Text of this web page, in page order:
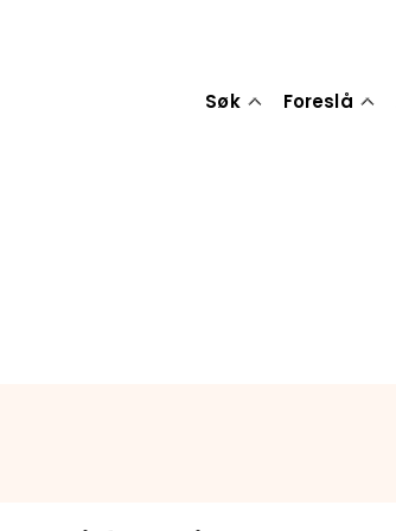
Søk Foreslå